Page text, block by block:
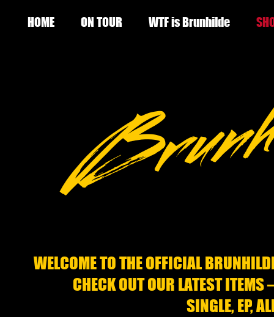
HOME ON TOUR WTF is Brunhilde
WELCOME TO THE OFFICIAL
CHECK OUT OUR LATEST
SINGLE, EP,